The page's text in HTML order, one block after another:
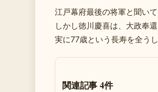
江戸幕府最後の将軍と聞い
しかし徳川慶喜は、大政奉
実に77歳という長寿を全う
関連記事 4件